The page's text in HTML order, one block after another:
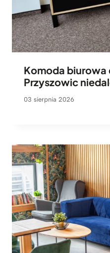
Komoda biurowa
Przyszowic
03 sierpnia 2026